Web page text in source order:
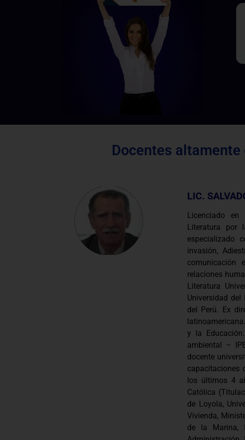
Docentes
LIC.
Licenciado en
Literatura por
especializado
invasión,
comunicación
relaciones
Literatura
Universidad
del Perú. Ex
y la
ambiental –
docente
capacitaciones
los últimos 4
Católica
de Loyola,
Vivienda,
de la Marina,